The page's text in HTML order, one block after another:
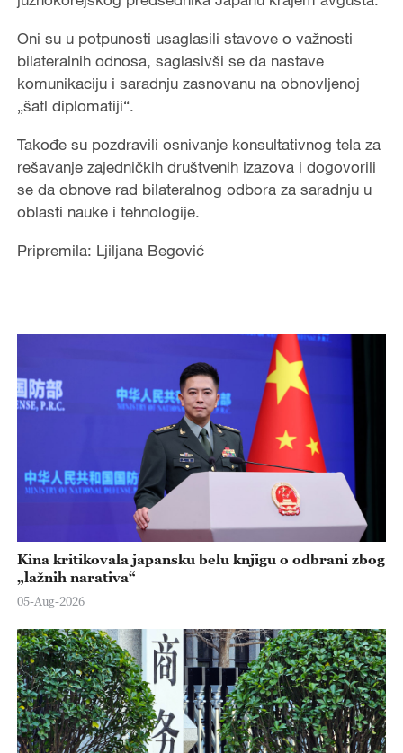
Oni su u potpunosti usaglasili stavove o važnosti
bilateralnih odnosa, saglasivši se da nastave
komunikaciju i saradnju zasnovanu na obnovljenoj
„šatl diplomatiji“.
Takođe su pozdravili osnivanje konsultativnog tela za
rešavanje zajedničkih društvenih izazova i dogovorili
se da obnove rad bilateralnog odbora za saradnju u
oblasti nauke i tehnologije.
Pripremila: Ljiljana Begović
Kina kritikovala japansku belu knjigu o odbrani zbog
„lažnih narativa“
05-Aug-2026